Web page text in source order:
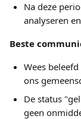
Na deze
analyseren
Beste
Wees
ons
De status
geen